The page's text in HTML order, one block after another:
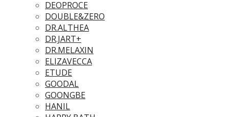
DEOPROCE
DOUBLE&ZERO
DR.ALTHEA
DR.JART+
DR.MELAXIN
ELIZAVECCA
ETUDE
GOODAL
GOONGBE
HANIL